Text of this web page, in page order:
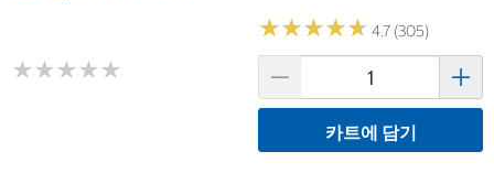
★★★★★
★★★★★
★★★★★
★★★★★ 4.7 (305)
카트에 담기